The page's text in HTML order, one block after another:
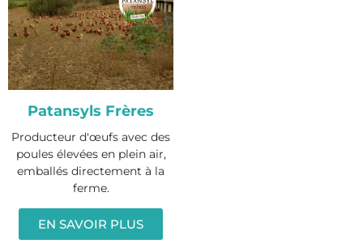
Patansyls Frères
Producteur d'œufs avec des
poules élevées en plein air,
emballés directement à la
ferme.
EN SAVOIR PLUS